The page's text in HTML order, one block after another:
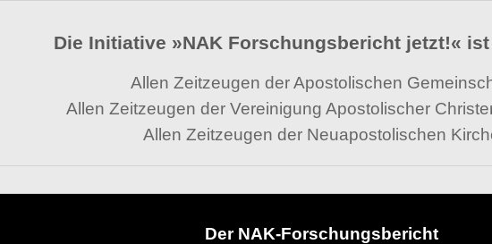
Die Initiative »NAK Forschungsbericht jetzt!«
Allen Zeitzeugen der Apostolischen
Allen Zeitzeugen der Vereinigung Apostolischer
Allen Zeitzeugen der Neuapostolischen
Der NAK-Forschungsbericht